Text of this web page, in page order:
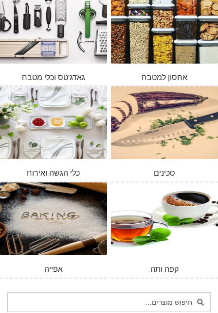
גאדג'טס וכלי מטבח אחסון למטבח
כלי הגשה ואירוח סכינים
אפייה קפה ותה
חיפוש
עבור:
חיפוש